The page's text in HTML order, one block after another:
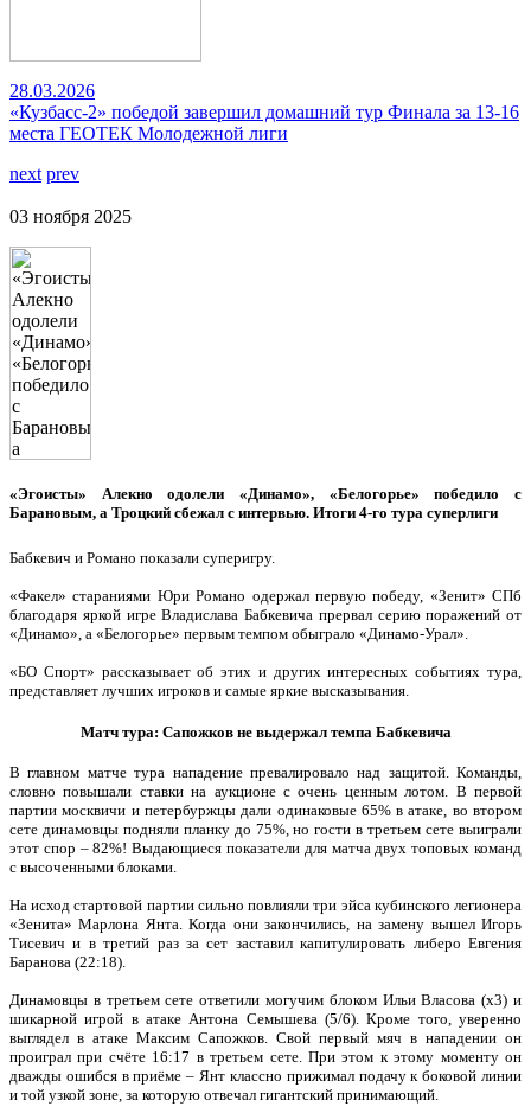
28.03.2026
«Кузбасс-2» победой завершил домашний тур Финала за 13-16
места ГЕОТЕК Молодежной лиги
next prev
03 ноября 2025
«Эгоисты» Алекно одолели «Динамо», «Белогорье» победило с
Барановым, а Троцкий сбежал с интервью. Итоги 4-го тура суперлиги
Бабкевич и Романо показали суперигру.
«Факел» стараниями Юри Романо одержал первую победу, «Зенит» СПб
благодаря яркой игре Владислава Бабкевича прервал серию поражений от
«Динамо», а «Белогорье» первым темпом обыграло «Динамо-Урал».
«БО Спорт» рассказывает об этих и других интересных событиях тура,
представляет лучших игроков и самые яркие высказывания.
Матч тура: Сапожков не выдержал темпа Бабкевича
В главном матче тура нападение превалировало над защитой. Команды,
словно повышали ставки на аукционе с очень ценным лотом. В первой
партии москвичи и петербуржцы дали одинаковые 65% в атаке, во втором
сете динамовцы подняли планку до 75%, но гости в третьем сете выиграли
этот спор – 82%! Выдающиеся показатели для матча двух топовых команд
с высоченными блоками.
На исход стартовой партии сильно повлияли три эйса кубинского легионера
«Зенита» Марлона Янта. Когда они закончились, на замену вышел Игорь
Тисевич и в третий раз за сет заставил капитулировать либеро Евгения
Баранова (22:18).
Динамовцы в третьем сете ответили могучим блоком Ильи Власова (х3) и
шикарной игрой в атаке Антона Семышева (5/6). Кроме того, уверенно
выглядел в атаке Максим Сапожков. Свой первый мяч в нападении он
проиграл при счёте 16:17 в третьем сете. При этом к этому моменту он
дважды ошибся в приёме – Янт классно прижимал подачу к боковой линии
и той узкой зоне, за которую отвечал гигантский принимающий.